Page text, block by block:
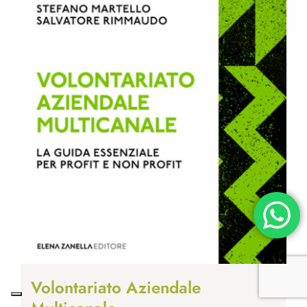
Volontariato Aziendale